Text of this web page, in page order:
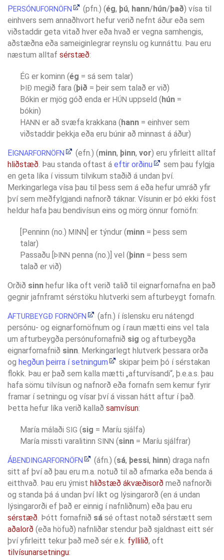
PERSÓNUFORNÖFN (pfn.) (ég, þú, hann/hún/það) vísa til
einhvers sem annaðhvort hefur verið nefnt áður eða sem
viðstaddir geta vitað hver eða hvað er vegna samhengis,
aðstæðna eða sameiginlegrar reynslu og kunnáttu. Þau eru
næstum alltaf sérstæð:
ÉG er kominn (ég = sá sem talar)
Þ IÐ megið fara (þið = þeir sem talað er við)
Bókin er mjög góð enda er HÚN uppseld (hún =
bókin)
HANN er að svæfa krakkana (hann = einhver sem
viðstaddir þekkja eða eru búnir að minnast á áður)
E IGNARFORNÖFN (efn.) (minn, þinn, vor) eru yfirleitt alltaf
hliðstæð. Þau standa oftast á eftir orðinu
sem þau fylgja
en geta líka í vissum tilvikum staðið á undan því.
Merkingarlega vísa þau til þess sem á eða hefur umráð yfir
því sem meðfylgjandi nafnorð táknar. Vísunin er þó ekki föst
heldur hafa þau bendivísun eins og mörg önnur fornöfn:
[Penninn (no.) MINN ] er týndur (minn = þess sem
talar)
Passaðu [ÞINN penna (no.)] vel (þinn = þess sem
talað er við)
Orðið sinn hefur líka oft verið talið til eignarfornafna en það
gegnir jafnframt sérstöku hlutverki sem afturbeygt fornafn.
AFTURBEYGÐ FORNÖFN
(afn.) í íslensku eru nátengd
persónu- og eignarfornöfnum og í raun mætti eins vel tala
um afturbeygða persónufornafnið sig og afturbeygða
eignarfornafnið sinn. Merkingarlegt hlutverk þessara orða
og hegðun þeirra í setningum
skipar þeim þó í sérstakan
flokk. Þau er það sem kalla mætti „afturvísandi“, þ.e.a.s. þau
hafa sömu tilvísun og nafnorð eða fornafn sem kemur fyrir
framar í setningu og vísar því á vissan hátt aftur í það.
Þetta hefur líka verið kallað samvísun:
María málaði SIG (sig = Maríu sjálfa)
María missti varalitinn SINN (sinn = Maríu sjálfrar)
ÁBENDINGARFORNÖFN (áfn.) (sá, þessi, hinn) draga nafn
sitt af því að þau eru m.a. notuð til að afmarka eða benda á
eitthvað. Þau eru ýmist hliðstæð ákvæðisorð með nafnorði
og standa þá á undan því líkt og lýsingarorð (en á undan
lýsingarorði ef það er einnig í nafnliðnum) eða þau eru
sérstæð. Þótt fornafnið sá sé oftast notað sérstætt sem
aðalorð (eða höfuð) nafnliðar stendur það sjaldnast eitt sér
því yfirleitt tekur það með sér e.k. fyllilið, oft
tilvísunarsetningu: